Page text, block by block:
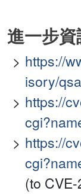
進一步資
https://
isory/
https://
https://
(to